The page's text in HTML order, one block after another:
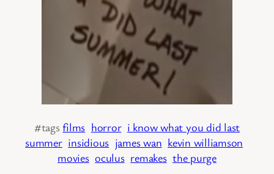
#tagsfilms horror i know what you did last
summer insidious james wan kevin williamson
movies oculus remakes the purge